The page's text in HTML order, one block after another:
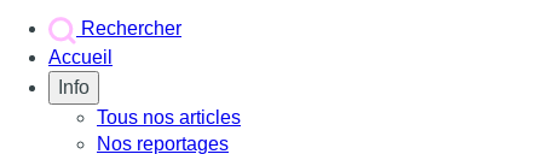
Rechercher
Accueil
Info
Tous nos articles
Nos reportages